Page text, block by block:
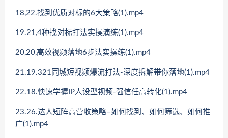
18,22.找到优质对标的6大策略(1).mp4
19.21,4种找对标打法实操演练(1).mp4
20,20,高效视频落地6步法实操练(1).mp4
21.19.321同城短视频爆流打法-深度拆解带你落地(1).mp4
22.18.快速学握IP人设型视频-强信任高转化(1).mp4
23.26.达人短阵高营收策略–如何找到、如何筛选、如何推
广(1).mp4